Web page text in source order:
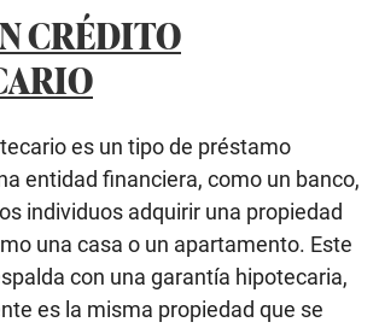
CRÉDITO
es un tipo de préstamo
entidad financiera, como un banco,
individuos adquirir una propiedad
una casa o un apartamento. Este
con una garantía hipotecaria,
es la misma propiedad que se